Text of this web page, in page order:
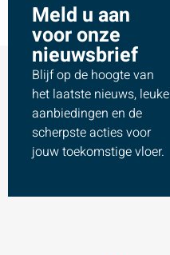
Meld u aan
voor onze
nieuwsbrief
Blijf op de hoogte van
het laatste nieuws, leuke
aanbiedingen en de
scherpste acties voor
jouw toekomstige vloer.